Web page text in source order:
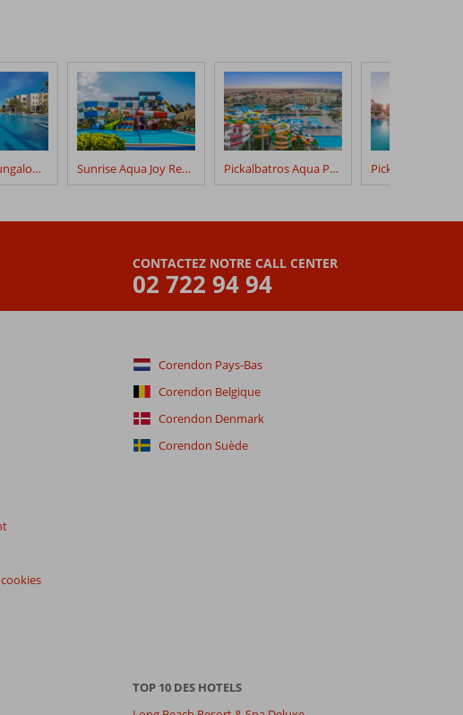
Panorama Bungalows El Gouna Sunrise Aqua Joy Resort Select Pickalbatros Aqua Park Resort Hurghada
CONTACTEZ NOTRE CALL CENTER
02 722 94 94
Corendon Pays-Bas
Corendon Belgique
Corendon Denmark
Corendon Suède
TOP 10 DES HOTELS